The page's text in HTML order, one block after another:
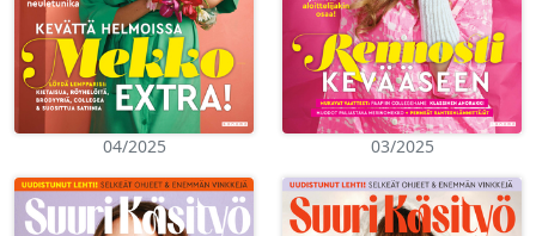
04/2025 03/2025